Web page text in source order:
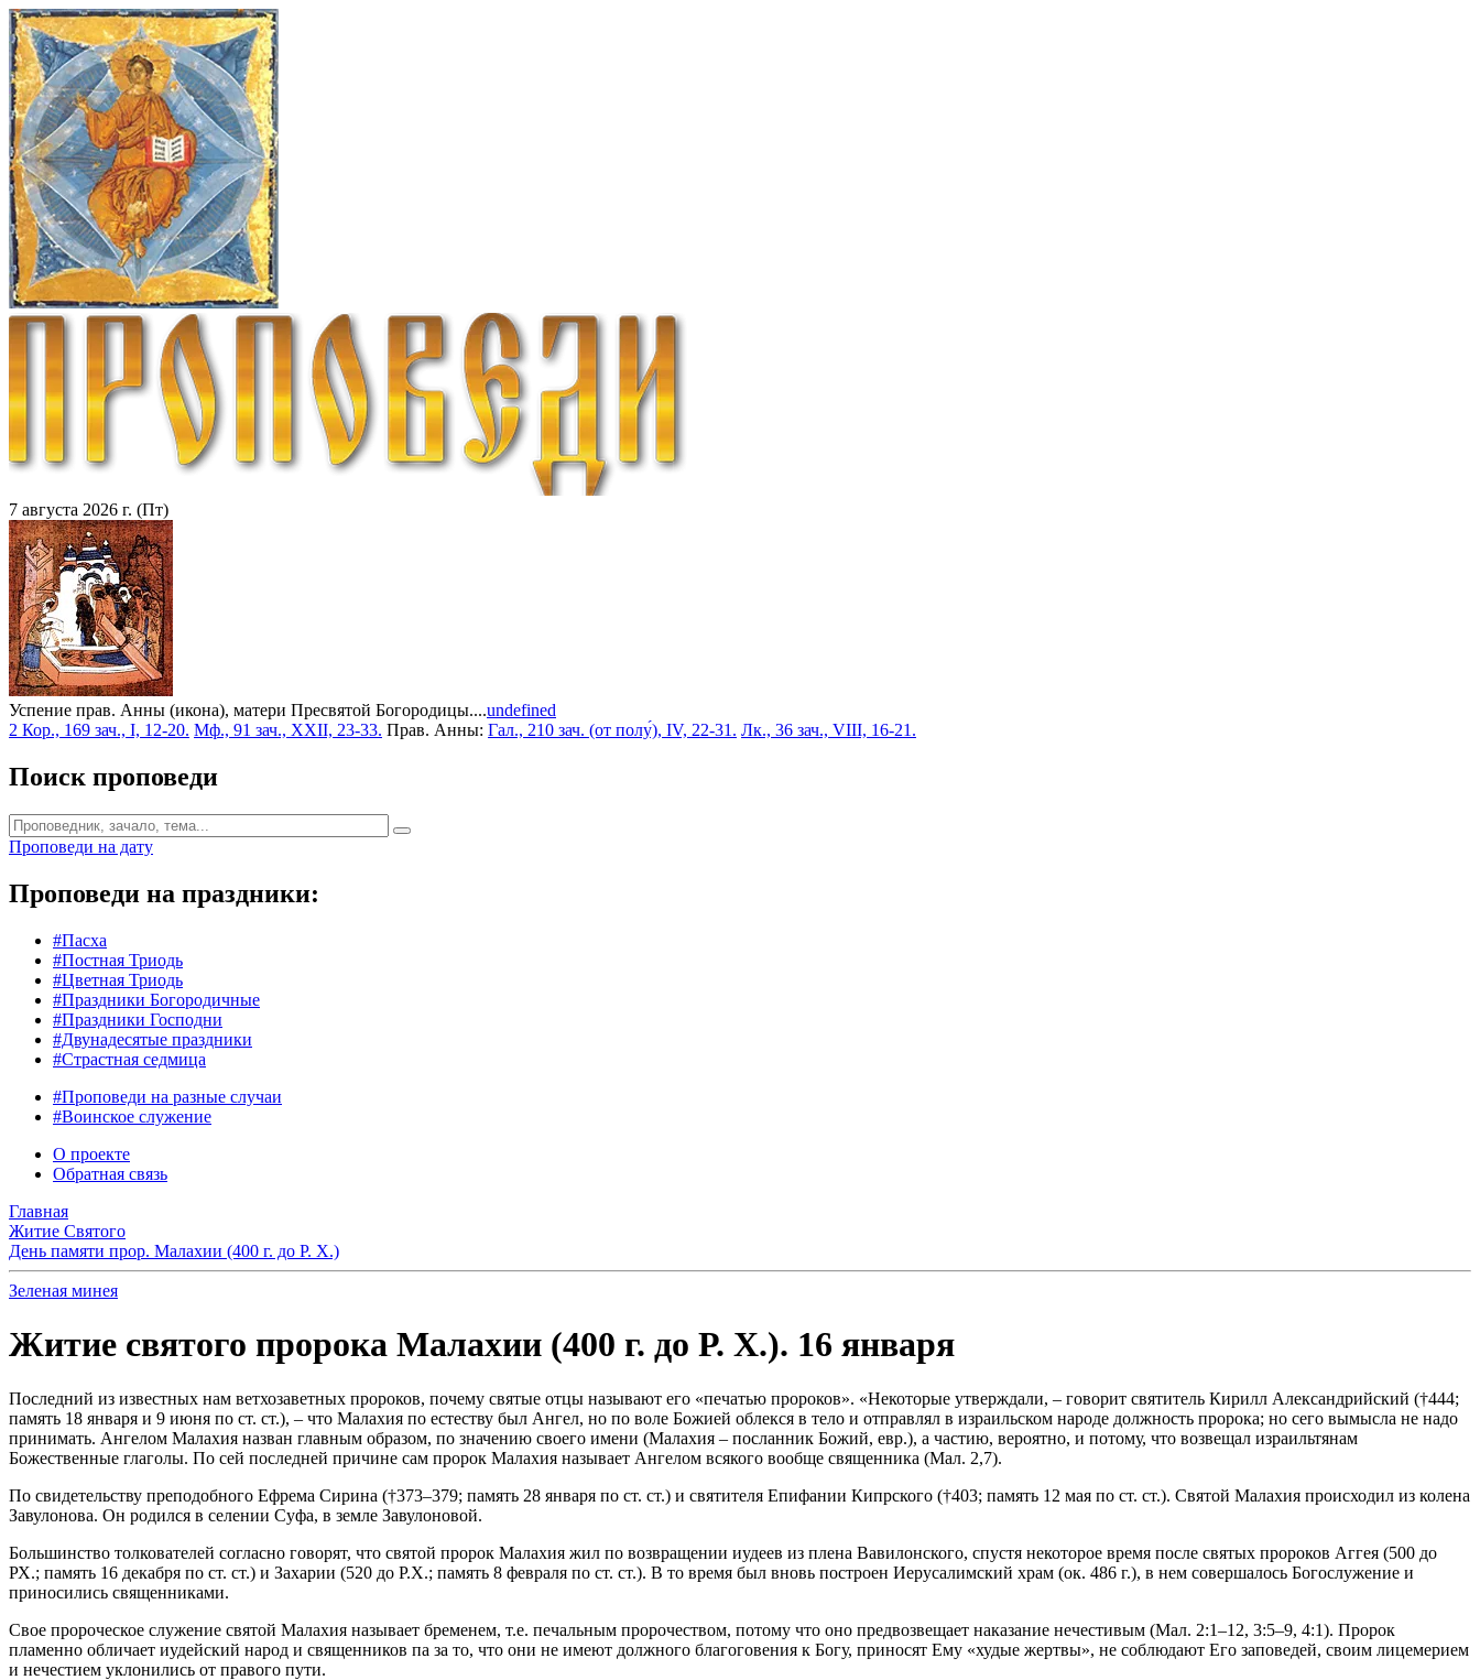
7 августа 2026 г. (Пт)
Успение прав. Анны (икона), матери Пресвятой Богородицы....undefined
2 Кор., 169 зач., I, 12-20. Мф., 91 зач., XXII, 23-33. Прав. Анны: Гал., 210 зач. (от полу́), IV, 22-31. Лк., 36 зач., VIII, 16-21.
Поиск проповеди
Проповеди на дату
Проповеди на праздники:
#Пасха
#Постная Триодь
#Цветная Триодь
#Праздники Богородичные
#Праздники Господни
#Двунадесятые праздники
#Страстная седмица
#Проповеди на разные случаи
#Воинское служение
О проекте
Обратная связь
Главная
Житие Святого
День памяти прор. Малахии (400 г. до Р. Х.)
Зеленая минея
Житие святого пророка Малахии (400 г. до Р. Х.). 16 января
Последний из известных нам ветхозаветных пророков, почему святые отцы называют его «печатью пророков». «Некоторые утверждали, – говорит святитель Кирилл Александрийский (†444;
память 18 января и 9 июня по ст. ст.), – что Малахия по естеству был Ангел, но по воле Божией облекся в тело и отправлял в израильском народе должность пророка; но сего вымысла не надо
принимать. Ангелом Малахия назван главным образом, по значению своего имени (Малахия – посланник Божий, евр.), а частию, вероятно, и потому, что возвещал израильтянам
Божественные глаголы. По сей последней причине сам пророк Малахия называет Ангелом всякого вообще священника (Мал. 2,7).
По свидетельству преподобного Ефрема Сирина (†373–379; память 28 января по ст. ст.) и святителя Епифании Кипрского (†403; память 12 мая по ст. ст.). Святой Малахия происходил из колена
Завулонова. Он родился в селении Суфа, в земле Завулоновой.
Большинство толкователей согласно говорят, что святой пророк Малахия жил по возвращении иудеев из плена Вавилонского, спустя некоторое время после святых пророков Аггея (500 до
РХ.; память 16 декабря по ст. ст.) и Захарии (520 до Р.Х.; память 8 февраля по ст. ст.). В то время был вновь построен Иерусалимский храм (ок. 486 г.), в нем совершалось Богослужение и
приносились священниками.
Свое пророческое служение святой Малахия называет бременем, т.е. печальным пророчеством, потому что оно предвозвещает наказание нечестивым (Мал. 2:1–12, 3:5–9, 4:1). Пророк
пламенно обличает иудейский народ и священников па за то, что они не имеют должного благоговения к Богу, приносят Ему «худые жертвы», не соблюдают Его заповедей, своим лицемерием
и нечестием уклонились от правого пути.